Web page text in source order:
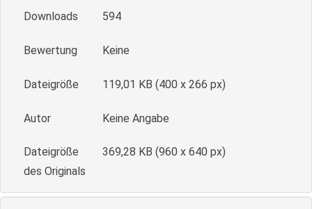
Downloads 594
Bewertung Keine
Dateigröße 119,01 KB (400 x 266 px)
Autor Keine Angabe
Dateigröße
des Originals
369,28 KB (960 x 640 px)